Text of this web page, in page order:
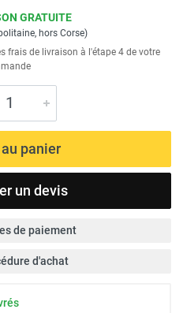
GRATUITE
hors Corse)
frais de livraison à l'étape 4 de votre
panier
un devis
de paiement
d'achat